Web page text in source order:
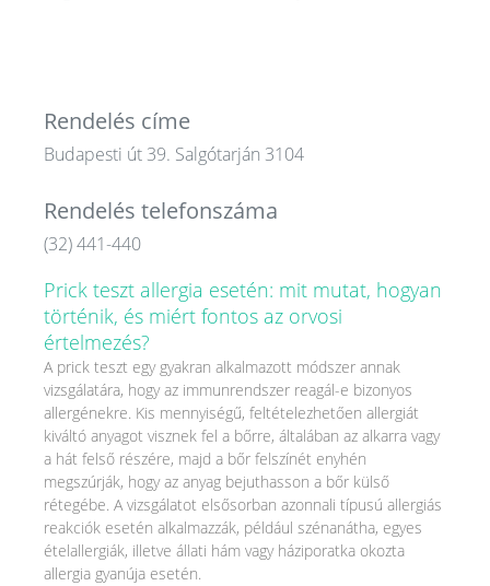
Rendelés címe
Budapesti út 39. Salgótarján 3104
Rendelés telefonszáma
(32) 441-440
Prick teszt allergia esetén: mit mutat, hogyan
történik, és miért fontos az orvosi
értelmezés?
A prick teszt egy gyakran alkalmazott módszer annak
vizsgálatára, hogy az immunrendszer reagál-e bizonyos
allergénekre. Kis mennyiségű, feltételezhetően allergiát
kiváltó anyagot visznek fel a bőrre, általában az alkarra vagy
a hát felső részére, majd a bőr felszínét enyhén
megszúrják, hogy az anyag bejuthasson a bőr külső
rétegébe. A vizsgálatot elsősorban azonnali típusú allergiás
reakciók esetén alkalmazzák, például szénanátha, egyes
ételallergiák, illetve állati hám vagy háziporatka okozta
allergia gyanúja esetén.